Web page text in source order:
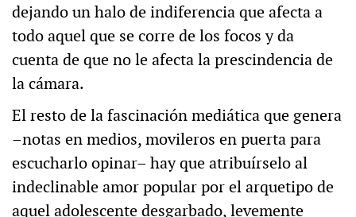
dejando un halo de indiferencia que afecta a
todo aquel que se corre de los focos y da
cuenta de que no le afecta la prescindencia de
la cámara.
El resto de la fascinación mediática que genera
–notas en medios, movileros en puerta para
escucharlo opinar– hay que atribuírselo al
indeclinable amor popular por el arquetipo de
aquel adolescente desgarbado, levemente